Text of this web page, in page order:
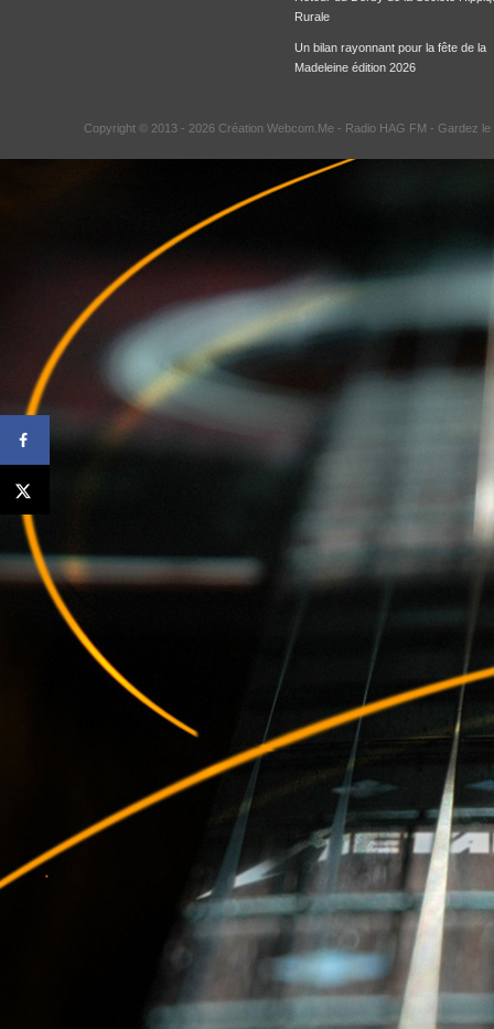
Rurale
Un bilan rayonnant pour la fête de la
Madeleine édition 2026
Copyright © 2013 - 2026 Création Webcom.Me - Radio HAG FM - Gardez le